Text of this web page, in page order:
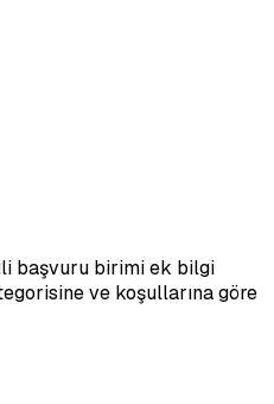
başvuru birimi ek bilgi
ve koşullarına göre